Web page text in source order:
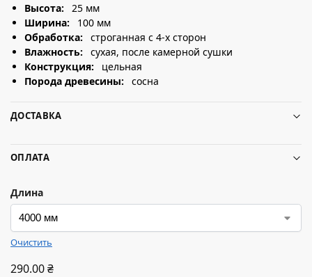
Высота: 25 мм
Ширина: 100 мм
Обработка: строганная с 4-х сторон
Влажность: сухая, после камерной сушки
Конструкция: цельная
Порода древесины: сосна
ДОСТАВКА
ОПЛАТА
Длина
Очистить
290.00₴